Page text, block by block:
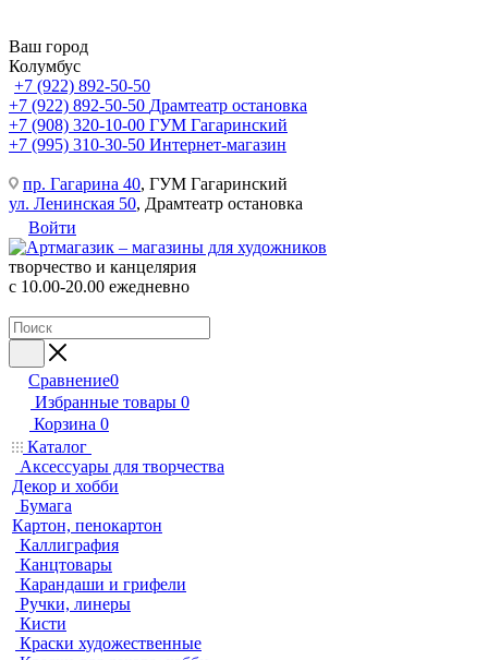
Ваш город
Колумбус
+7 (922) 892-50-50
+7 (922) 892-50-50 Драмтеатр остановка
+7 (908) 320-10-00 ГУМ Гагаринский
+7 (995) 310-30-50 Интернет-магазин
пр. Гагарина 40, ГУМ Гагаринский
ул. Ленинская 50, Драмтеатр остановка
Войти
творчество и канцелярия
с 10.00-20.00 ежедневно
Сравнение0
Избранные товары 0
Корзина 0
Каталог
Аксессуары для творчества
Декор и хобби
Бумага
Картон, пенокартон
Каллиграфия
Канцтовары
Карандаши и грифели
Ручки, линеры
Кисти
Краски художественные